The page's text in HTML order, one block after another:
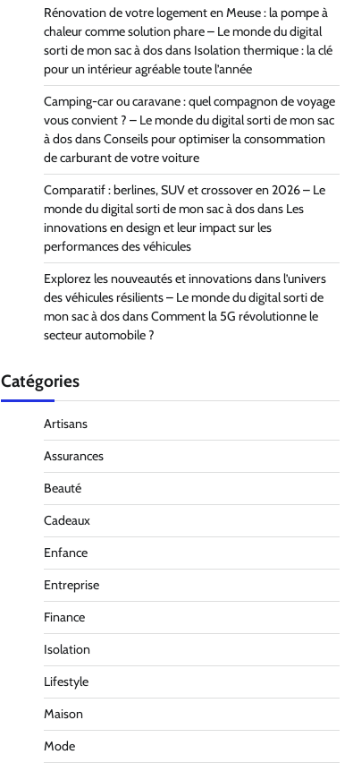
Rénovation de votre logement en Meuse : la pompe à
chaleur comme solution phare – Le monde du digital
sorti de mon sac à dosdans Isolation thermique : la clé
pour un intérieur agréable toute l’année
Camping-car ou caravane : quel compagnon de voyage
vous convient ? – Le monde du digital sorti de mon sac
à dosdansConseils pour optimiser la consommation
de carburant de votre voiture
Comparatif : berlines, SUV et crossover en 2026 – Le
monde du digital sorti de mon sac à dosdans Les
innovations en design et leur impact sur les
performances des véhicules
Explorez les nouveautés et innovations dans l’univers
des véhicules résilients – Le monde du digital sorti de
mon sac à dosdansComment la 5G révolutionne le
secteur automobile ?
Catégories
Artisans
Assurances
Beauté
Cadeaux
Enfance
Entreprise
Finance
Isolation
Lifestyle
Maison
Mode